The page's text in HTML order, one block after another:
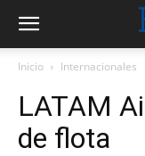
Inicio Internacionales
LATAM
de flota